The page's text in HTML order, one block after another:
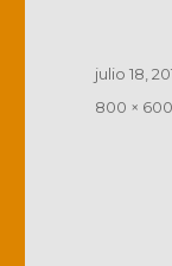
Publicado
julio 18,
Tamaño
800 × 600